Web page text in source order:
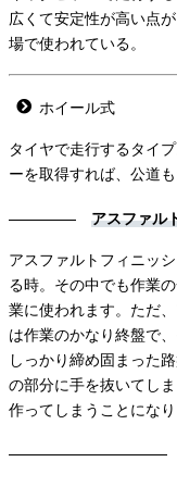
広くて安定性が高い点
場で使われている。
ホイール式
タイヤで走行するタイ
ーを取得すれば、公道
アスファル
アスファルトフィニッ
る時。その中でも作業
業に使われます。ただ
は作業のかなり終盤で
しっかり締め固まった
の部分に手を抜いてし
作ってしまうことになり